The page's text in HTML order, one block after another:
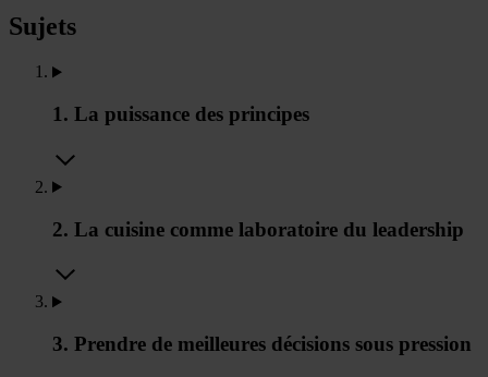
Sujets
1. La puissance des principes
2. La cuisine comme laboratoire du leadership
3. Prendre de meilleures décisions sous pression